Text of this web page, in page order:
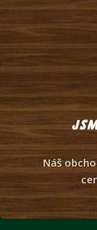
Náš